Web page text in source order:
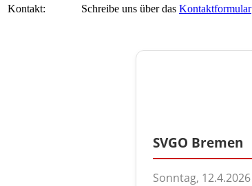
Kontakt:
Schreibe uns über das Kontaktformular
SVGO Bremen
Sonntag, 12.4.2026